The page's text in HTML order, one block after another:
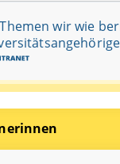
wir wie